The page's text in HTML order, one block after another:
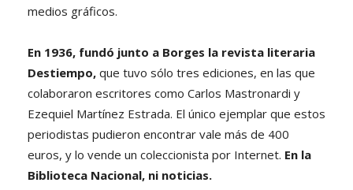
medios gráficos.
En 1936, fundó junto a Borges la revista literaria
Destiempo, que tuvo sólo tres ediciones, en las que
colaboraron escritores como Carlos Mastronardi y
Ezequiel Martínez Estrada. El único ejemplar que estos
periodistas pudieron encontrar vale más de 400
euros, y lo vende un coleccionista por Internet. En la
Biblioteca Nacional, ni noticias.